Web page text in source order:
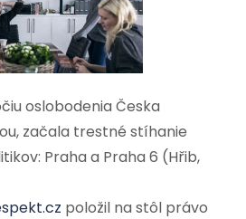
oslobodenia Česka
začala trestné stíhanie
Praha a Praha 6 (Hřib,
položil na stôl právo